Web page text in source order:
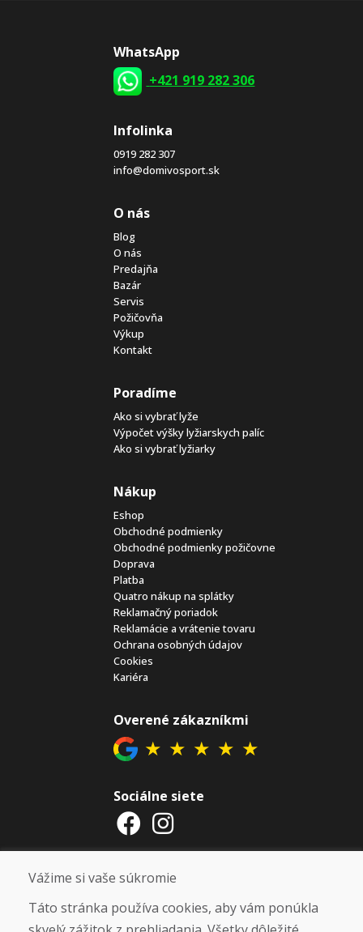
WhatsApp
+421 919 282 306
Infolinka
0919 282 307
info@domivosport.sk
O nás
Blog
O nás
Predajňa
Bazár
Servis
Požičovňa
Výkup
Kontakt
Poradíme
Ako si vybrať lyže
Výpočet výšky lyžiarskych palíc
Ako si vybrať lyžiarky
Nákup
Eshop
Obchodné podmienky
Obchodné podmienky požičovne
Doprava
Platba
Quatro nákup na splátky
Reklamačný poriadok
Reklamácie a vrátenie tovaru
Ochrana osobných údajov
Cookies
Kariéra
Overené zákazníkmi
★ ★ ★ ★ ★
Sociálne siete
Otváracie hodiny
UKONČENÁ. ĎAKUJEME VÁM ZA
Vážime si vaše súkromie
Táto stránka používa cookies, aby vám ponúkla